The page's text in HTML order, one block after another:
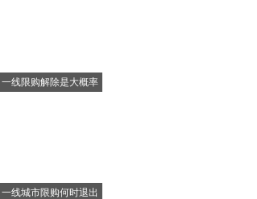
一线限购解除是大概率
一线城市限购何时退出